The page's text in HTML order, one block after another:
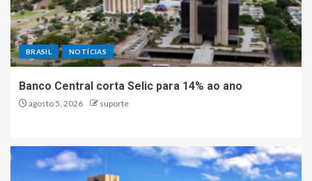
BRASIL NOTÍCIAS
Banco Central corta Selic para 14% ao ano
agosto 5, 2026 suporte